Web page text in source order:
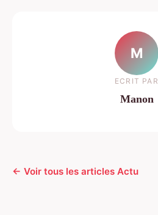
M
ECRIT PAR
Manon
← Voir tous les articles Actu